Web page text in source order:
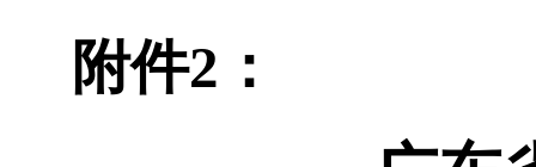
附件2：